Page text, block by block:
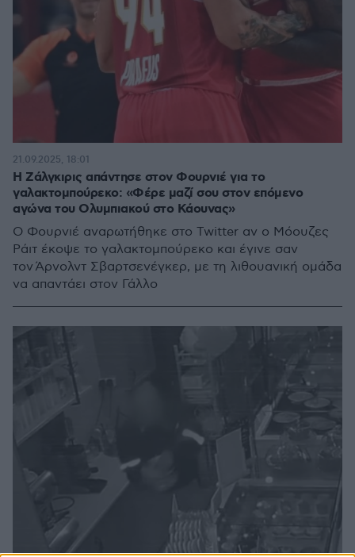
Η Ζάλγκιρις απάντησε στον Φουρνιέ για το
γαλακτομπούρεκο: «Φέρε μαζί σου στον επόμενο
αγώνα του Ολυμπιακού στο Κάουνας»
Ο Φουρνιέ αναρωτήθηκε στο Twitter αν ο Μόουζες
Ράιτ έκοψε το γαλακτομπούρεκο και έγινε σαν
τον Άρνολντ Σβαρτσενέγκερ, με τη λιθουανική ομάδα
να απαντάει στον Γάλλο
21.09.2025, 18:01